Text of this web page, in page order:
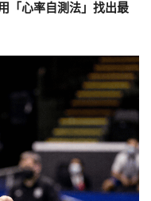
「心率自測法」找出最